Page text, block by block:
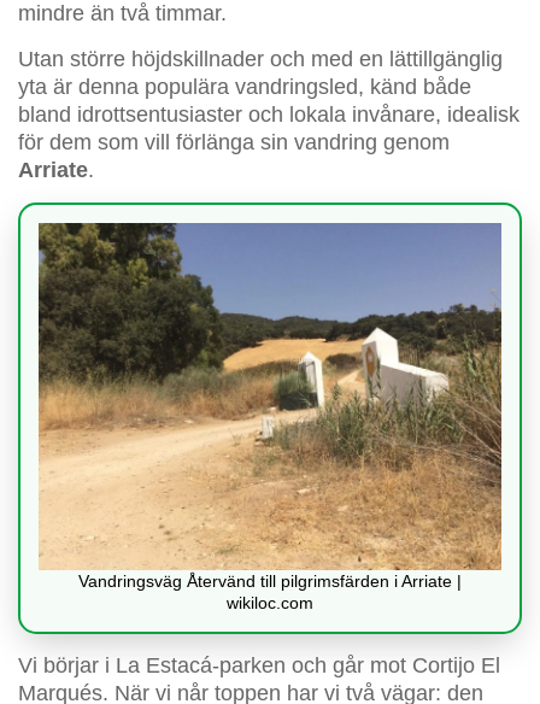
mindre än två timmar.
Utan större höjdskillnader och med en lättillgänglig
yta är denna populära vandringsled, känd både
bland idrottsentusiaster och lokala invånare, idealisk
för dem som vill förlänga sin vandring genom
Arriate.
Vandringsväg Återvänd till pilgrimsfärden i Arriate |
wikiloc.com
Vi börjar i La Estacá-parken och går mot Cortijo El
Marqués. När vi når toppen har vi två vägar: den